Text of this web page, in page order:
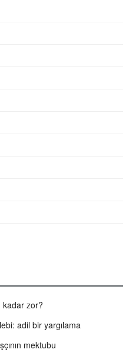
kadar zor?
adil bir yargılama
mektubu